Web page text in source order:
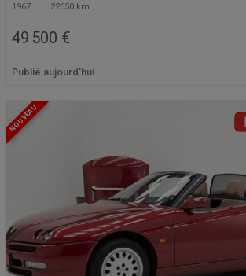
1967 22650 km
49 500 €
Publié aujourd'hui
NOUVEAU